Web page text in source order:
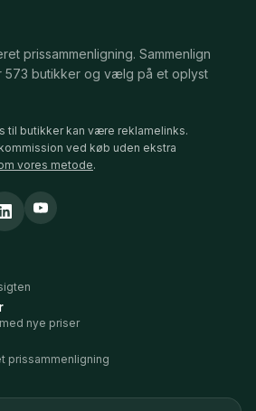
prissammenligning. Sammenlign
573 butikker og vælg på et oplyst
til butikker kan være reklamelinks.
ved køb uden ekstra
vores metode.
nye priser
prissammenligning